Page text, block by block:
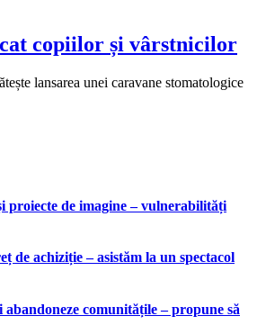
copiilor și vârstnicilor
lansarea unei caravane stomatologice
proiecte de imagine – vulnerabilități
de achiziție – asistăm la un spectacol
comunitățile – propune să